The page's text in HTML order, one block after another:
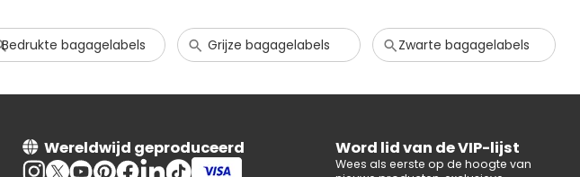
Bedrukte bagagelabels Grijze bagagelabels Zwarte bagagelabels
Wereldwijd geproduceerd Word lid van de VIP-lijst
Wees als eerste op de hoogte van